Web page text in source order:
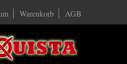
Warenkorb AGB